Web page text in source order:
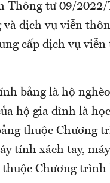
Thông tư 09/
dịch vụ viễn
cấp dịch vụ viễn
bảng là hộ
hộ gia đình là
thuộc Chương
tính xách tay,
Chương trình